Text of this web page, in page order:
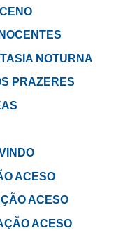
NOTURNA
PRAZERES
ACESO
ACESO
ACESO